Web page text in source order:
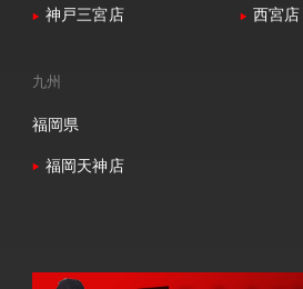
神戸三宮店 西宮店
九州
福岡県
福岡天神店